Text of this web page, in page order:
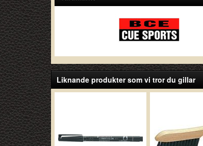
Liknande produkter som vi tror du gillar